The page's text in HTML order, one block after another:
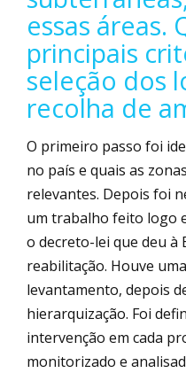
essas áreas.
principais
seleção dos
recolha de
O primeiro passo foi
no país e quais as
relevantes. Depois foi
um trabalho feito logo
o decreto-lei que deu à
reabilitação. Houve
levantamento, depois
hierarquização. Foi
intervenção em cada
monitorizado e